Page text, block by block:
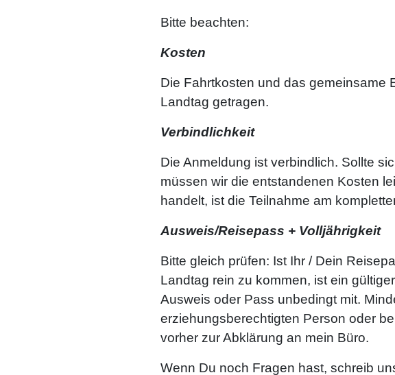
Bitte beachten:
Kosten
Die Fahrtkosten und das gemeinsame
Landtag getragen.
Verbindlichkeit
Die Anmeldung ist verbindlich. Sollte
müssen wir die entstandenen Kosten
handelt, ist die Teilnahme am
Ausweis/Reisepass + Volljährigkeit
Bitte gleich prüfen: Ist Ihr / Dein
Landtag rein zu kommen, ist ein
Ausweis oder Pass unbedingt mit.
erziehungsberechtigten Person oder
vorher zur Abklärung an mein Büro.
Wenn Du noch Fragen hast, schreib